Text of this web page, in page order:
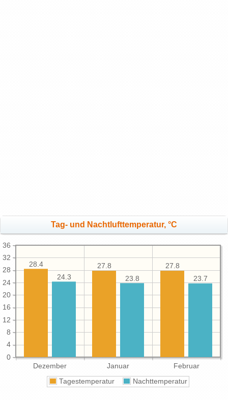
Tag- und Nachtlufttemperatur, °C
Dezember Januar Februar
0
4
8
12
16
20
24
28
32
36
27.8
27.8
28.4
23.7
23.8
24.3
Tagestemperatur Nachttemperatur